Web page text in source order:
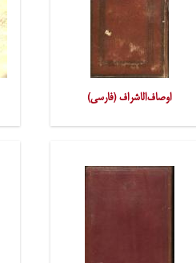
اوصاف‌الاشراف (فارسی)